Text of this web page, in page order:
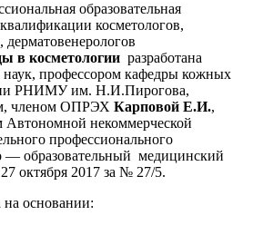
образовательная
косметологов,
дерматовенерологов
в косметологии разработана
профессором кафедры кожных
РНИМУ им. Н.И.Пирогова,
членом ОПРЭХ Карповой Е.И.,
Автономной некоммерческой
профессионального
— образовательный медицинский
27 октября 2017 за № 27/5.
на основании: